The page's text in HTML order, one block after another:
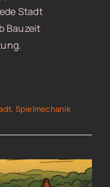
Stadt
Bauzeit
, Spielmechanik